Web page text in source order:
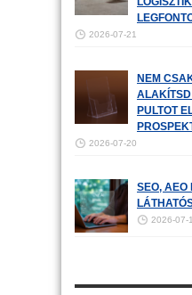
2026-07-21
NEM
PULTOT
2026-07-20
SEO, AEO
2026-07-